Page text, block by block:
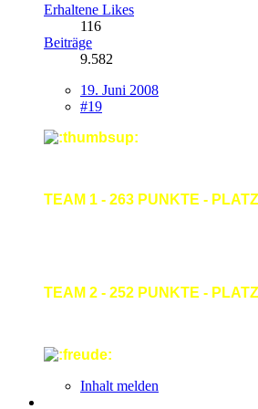
Erhaltene Likes
116
Beiträge
9.582
19. Juni 2008
#19
TEAM 1 - 263 PUNKTE -
TEAM 2 - 252 PUNKTE -
Inhalt melden